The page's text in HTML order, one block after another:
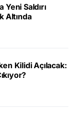
Yeni Saldırı
Altında
Kilidi Açılacak: